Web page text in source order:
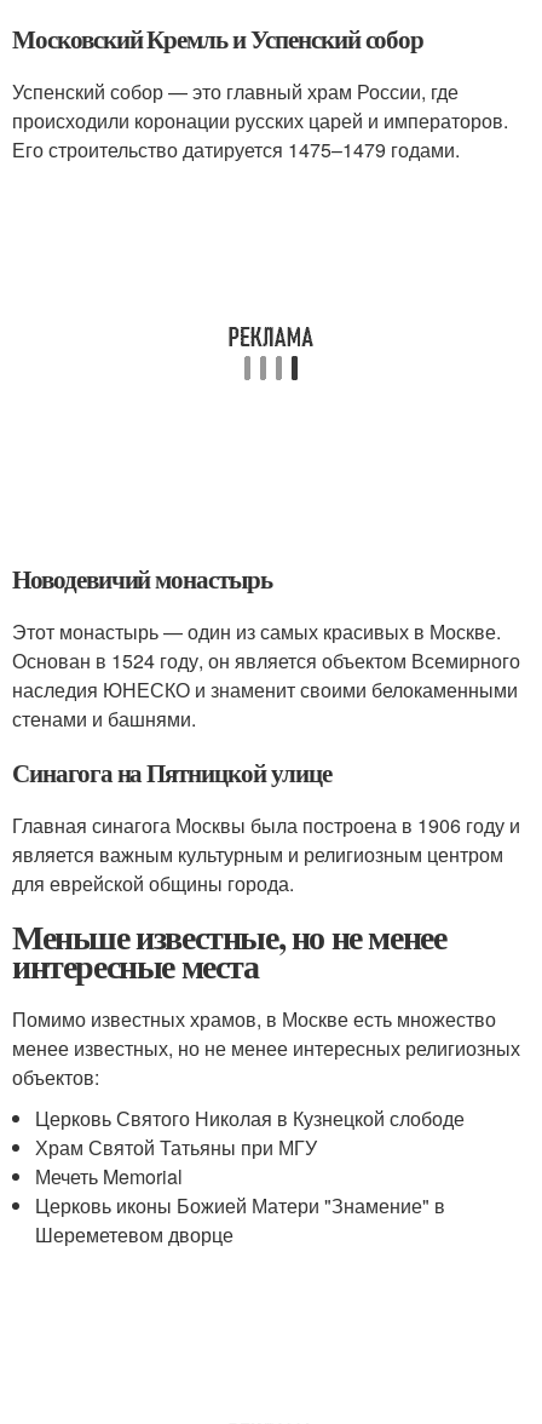
Московский Кремль и Успенский собор
Успенский собор — это главный храм России, где
происходили коронации русских царей и императоров.
Его строительство датируется 1475–1479 годами.
Новодевичий монастырь
Этот монастырь — один из самых красивых в Москве.
Основан в 1524 году, он является объектом Всемирного
наследия ЮНЕСКО и знаменит своими белокаменными
стенами и башнями.
Синагога на Пятницкой улице
Главная синагога Москвы была построена в 1906 году и
является важным культурным и религиозным центром
для еврейской общины города.
Меньше известные, но не менее
интересные места
Помимо известных храмов, в Москве есть множество
менее известных, но не менее интересных религиозных
объектов:
Церковь Святого Николая в Кузнецкой слободе
Храм Святой Татьяны при МГУ
Мечеть Memorial
Церковь иконы Божией Матери "Знамение" в
Шереметевом дворце